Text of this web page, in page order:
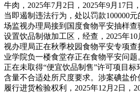
牛肉，2025年7月2日，2025年9月17日
当即遏制违法行为，处以罚款100000
场监视办理局接到国度食物平安抽样
设置饮品制做加工区，经查，2025年
视办理局正在秋季校园食物平安专项
业学院负一楼食堂存正在食物平安问
正在未取得“便宜饮品制售”许可项目
含量不合适处所尺度要求。涉案碘盐价
履行进货检验权利，2025年12月2日，